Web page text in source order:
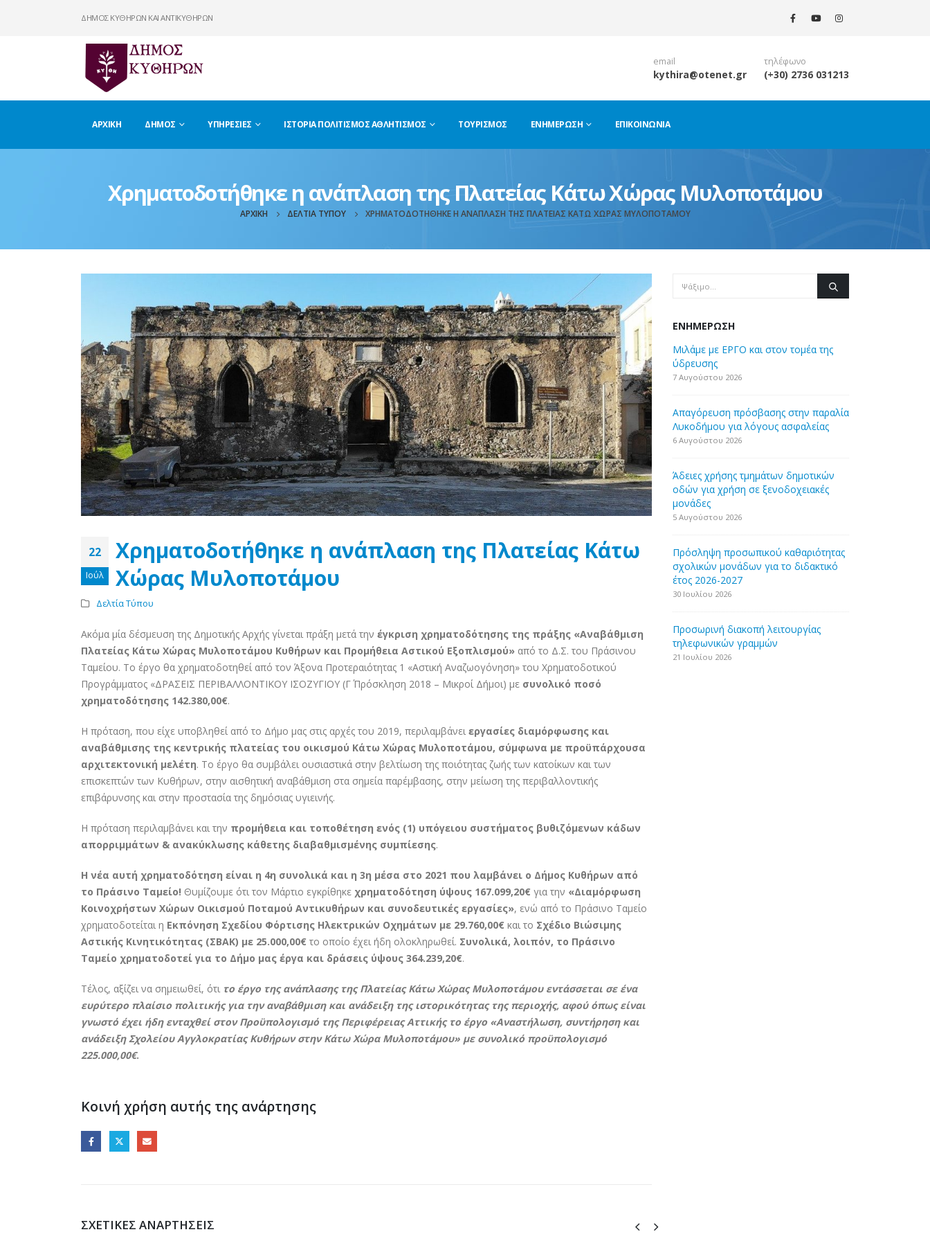
ΔΗΜΟΣ ΚΥΘΗΡΩΝ ΚΑΙ ΑΝΤΙΚΥΘΗΡΩΝ
email
kythira@otenet.gr
τηλέφωνο
(+30) 2736 031213
ΑΡΧΙΚΉ ΔΉΜΟΣ ΥΠΗΡΕΣΊΕΣ ΙΣΤΟΡΊΑ ΠΟΛΙΤΙΣΜΌΣ ΑΘΛΗΤΙΣΜΌΣ ΤΟΥΡΙΣΜΌΣ ΕΝΗΜΈΡΩΣΗ ΕΠΙΚΟΙΝΩΝΊΑ
Χρηματοδοτήθηκε η ανάπλαση της Πλατείας Κάτω Χώρας Μυλοποτάμου
ΑΡΧΙΚΉ ΔΕΛΤΊΑ ΤΎΠΟΥ ΧΡΗΜΑΤΟΔΟΤΉΘΗΚΕ Η ΑΝΆΠΛΑΣΗ ΤΗΣ ΠΛΑΤΕΊΑΣ ΚΆΤΩ ΧΏΡΑΣ ΜΥΛΟΠΟΤΆΜΟΥ
22
Ιούλ
Χρηματοδοτήθηκε η ανάπλαση της Πλατείας Κάτω
Χώρας Μυλοποτάμου
Δελτία Τύπου
Ακόμα μία δέσμευση της Δημοτικής Αρχής γίνεται πράξη μετά την έγκριση χρηματοδότησης της πράξης «Αναβάθμιση
Πλατείας Κάτω Χώρας Μυλοποτάμου Κυθήρων και Προμήθεια Αστικού Εξοπλισμού» από το Δ.Σ. του Πράσινου
Ταμείου. Το έργο θα χρηματοδοτηθεί από τον Άξονα Προτεραιότητας 1 «Αστική Αναζωογόνηση» του Χρηματοδοτικού
Προγράμματος «ΔΡΑΣΕΙΣ ΠΕΡΙΒΑΛΛΟΝΤΙΚΟΥ ΙΣΟΖΥΓΙΟΥ (Γ΄ Πρόσκληση 2018 – Μικροί Δήμοι) με συνολικό ποσό
χρηματοδότησης 142.380,00€.
Η πρόταση, που είχε υποβληθεί από το Δήμο μας στις αρχές του 2019, περιλαμβάνει εργασίες διαμόρφωσης και
αναβάθμισης της κεντρικής πλατείας του οικισμού Κάτω Χώρας Μυλοποτάμου, σύμφωνα με προϋπάρχουσα
αρχιτεκτονική μελέτη. Το έργο θα συμβάλει ουσιαστικά στην βελτίωση της ποιότητας ζωής των κατοίκων και των
επισκεπτών των Κυθήρων, στην αισθητική αναβάθμιση στα σημεία παρέμβασης, στην μείωση της περιβαλλοντικής
επιβάρυνσης και στην προστασία της δημόσιας υγιεινής.
Η πρόταση περιλαμβάνει και την προμήθεια και τοποθέτηση ενός (1) υπόγειου συστήματος βυθιζόμενων κάδων
απορριμμάτων & ανακύκλωσης κάθετης διαβαθμισμένης συμπίεσης.
Η νέα αυτή χρηματοδότηση είναι η 4η συνολικά και η 3η μέσα στο 2021 που λαμβάνει ο Δήμος Κυθήρων από
το Πράσινο Ταμείο! Θυμίζουμε ότι τον Μάρτιο εγκρίθηκε χρηματοδότηση ύψους 167.099,20€ για την «Διαμόρφωση
Κοινοχρήστων Χώρων Οικισμού Ποταμού Αντικυθήρων και συνοδευτικές εργασίες», ενώ από το Πράσινο Ταμείο
χρηματοδοτείται η Εκπόνηση Σχεδίου Φόρτισης Ηλεκτρικών Οχημάτων με 29.760,00€ και το Σχέδιο Βιώσιμης
Αστικής Κινητικότητας (ΣΒΑΚ) με 25.000,00€ το οποίο έχει ήδη ολοκληρωθεί. Συνολικά, λοιπόν, το Πράσινο
Ταμείο χρηματοδοτεί για το Δήμο μας έργα και δράσεις ύψους 364.239,20€.
Τέλος, αξίζει να σημειωθεί, ότι το έργο της ανάπλασης της Πλατείας Κάτω Χώρας Μυλοποτάμου εντάσσεται σε ένα
ευρύτερο πλαίσιο πολιτικής για την αναβάθμιση και ανάδειξη της ιστορικότητας της περιοχής, αφού όπως είναι
γνωστό έχει ήδη ενταχθεί στον Προϋπολογισμό της Περιφέρειας Αττικής το έργο «Αναστήλωση, συντήρηση και
ανάδειξη Σχολείου Αγγλοκρατίας Κυθήρων στην Κάτω Χώρα Μυλοποτάμου» με συνολικό προϋπολογισμό
225.000,00€.
Κοινή χρήση αυτής της ανάρτησης
ΣΧΕΤΙΚΈΣ ΑΝΑΡΤΉΣΕΙΣ
ΕΝΗΜΈΡΩΣΗ
Μιλάμε με ΕΡΓΟ και στον τομέα της
ύδρευσης
7 Αυγούστου 2026
Απαγόρευση πρόσβασης στην παραλία
Λυκοδήμου για λόγους ασφαλείας
6 Αυγούστου 2026
Άδειες χρήσης τμημάτων δημοτικών
οδών για χρήση σε ξενοδοχειακές
μονάδες
5 Αυγούστου 2026
Πρόσληψη προσωπικού καθαριότητας
σχολικών μονάδων για το διδακτικό
έτος 2026-2027
30 Ιουλίου 2026
Προσωρινή διακοπή λειτουργίας
τηλεφωνικών γραμμών
21 Ιουλίου 2026